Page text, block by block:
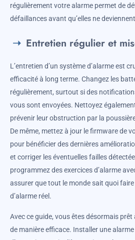
régulièrement votre alarme permet de
défaillances avant qu’elles ne
Entretien régulier et
L’entretien d’un système d’alarme est
efficacité à long terme. Changez les
régulièrement, surtout si des
vous sont envoyées. Nettoyez
prévenir leur obstruction par la
De même, mettez à jour le firmware de
pour bénéficier des dernières
et corriger les éventuelles failles
programmez des exercices d’alarme
assurer que tout le monde sait quoi
d’alarme réel.
Avec ce guide, vous êtes désormais
de manière efficace. Installer une